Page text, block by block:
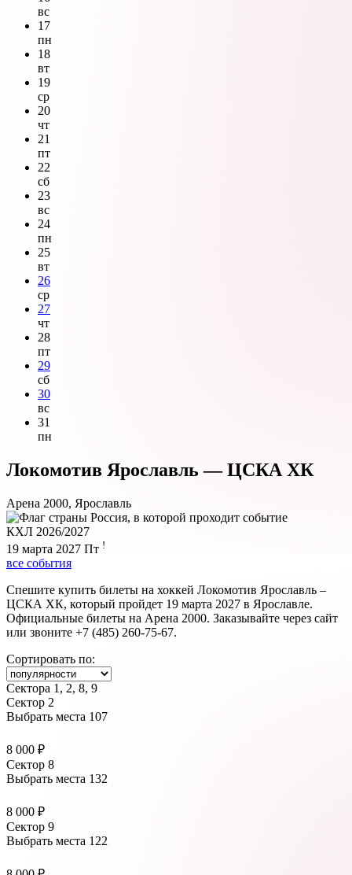
вс
17
пн
18
вт
19
ср
20
чт
21
пт
22
сб
23
вс
24
пн
25
вт
26
ср
27
чт
28
пт
29
сб
30
вс
31
пн
Локомотив Ярославль — ЦСКА ХК
Арена 2000, Ярославль
КХЛ 2026/2027
19 марта 2027 Пт !
все события
Спешите купить билеты на хоккей Локомотив Ярославль –
ЦСКА ХК, который пройдет 19 марта 2027 в Ярославле.
Официальные билеты на Арена 2000. Заказывайте через сайт
или звоните +7 (485) 260-75-67.
Сортировать по:
Сектора 1, 2, 8, 9
Сектор 2
Выбрать места 107
8 000 ₽
Сектор 8
Выбрать места 132
8 000 ₽
Сектор 9
Выбрать места 122